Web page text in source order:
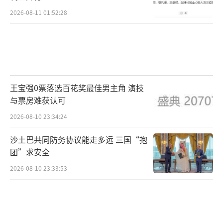
2026-08-11 01:52:28
王宝强0票落选百花奖最佳男主角 演技
与票房难获认可
2026-08-10 23:34:24
沙土巴共同防务协议能走多远 三国“抱
团”求安全
2026-08-10 23:33:53